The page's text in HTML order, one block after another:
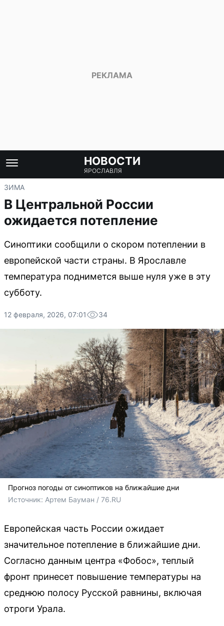
НОВОСТИ
ЯРОСЛАВЛЯ
ЗИМА
В Центральной России
ожидается потепление
Синоптики сообщили о скором потеплении в
европейской части страны. В Ярославле
температура поднимется выше нуля уже в эту
субботу.
12 февраля, 2026, 07:01 34
Прогноз погоды от синоптиков на ближайшие дни
Источник: Артем Бауман / 76.RU
Европейская часть России ожидает
значительное потепление в ближайшие дни.
Согласно данным центра «Фобос», теплый
фронт принесет повышение температуры на
среднюю полосу Русской равнины, включая
отроги Урала.